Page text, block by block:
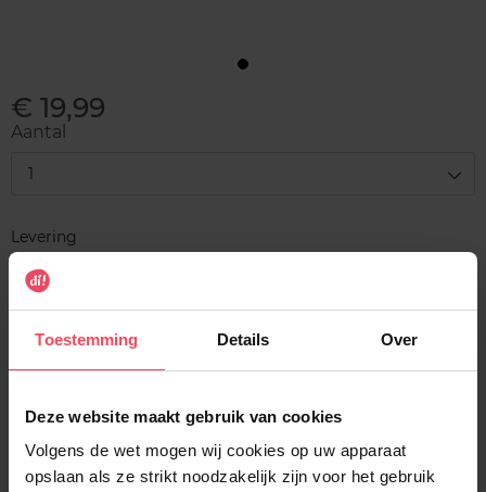
Toestemming Details Over
Deze website maakt gebruik van cookies
Volgens de wet mogen wij cookies op uw apparaat
opslaan als ze strikt noodzakelijk zijn voor het gebruik
€ 19,99
Aantal
1
Levering
Voorradig
In winkelmandje
Gratis levering bij aankoop van min. 35€.
Verzending binnen 24u